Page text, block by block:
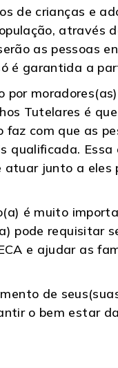
de crianças e
através
as pessoas
é garantida a
por
Tutelares é
com que as
junto a
é muito
pode requisitar
e ajudar as
de
o bem estar